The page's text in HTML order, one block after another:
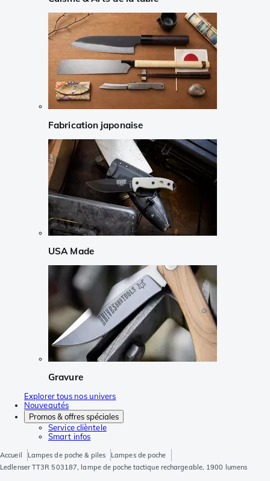
Fabrication japonaise
USA Made
Gravure
Explorer tous nos univers
Nouveautés
Promos & offres spéciales
Service clièntele
Smart infos
Accueil Lampes de poche & piles
Lampes de poche
Ledlenser TT3R 503187, lampe de poche tactique rechargeable, 1900 lumens